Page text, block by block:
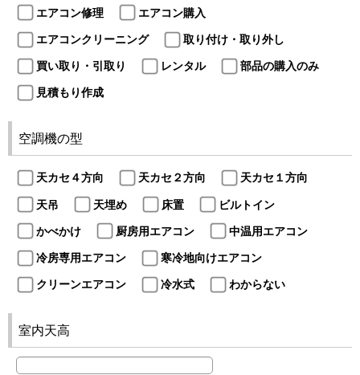
エアコン修理
エアコン購入
エアコンクリーニング
取り付け・取り外し
買い取り・引取り
レンタル
部品の購入のみ
見積もり作成
空調機の型
天カセ４方向 天カセ２方向
天カセ１方向
天吊
天埋め 床置
ビルトイン
かべかけ
厨房用エアコン
中温用エアコン
冷房専用エアコン
寒冷地向けエアコン
クリーンエアコン
冷水式 わからない
室内天高